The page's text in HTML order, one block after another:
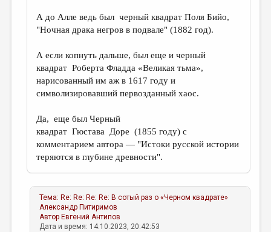
А до Алле ведь был черный квадрат Поля Бийо,
"Ночная драка негров в подвале" (1882 год).
А если копнуть дальше, был еще и черный
квадрат Роберта Фладда «Великая тьма»,
нарисованный им аж в 1617 году и
символизировавший первозданный хаос.
Да, еще был Черный
квадрат Гюстава Доре (1855 году) с
комментарием автора — "Истоки русской истории
теряются в глубине древности".
Тема: Re: Re: Re: Re: В сотый раз о «Черном квадрате»
Александр Питиримов
Автор Евгений Антипов
Дата и время: 14.10.2023, 20:42:53